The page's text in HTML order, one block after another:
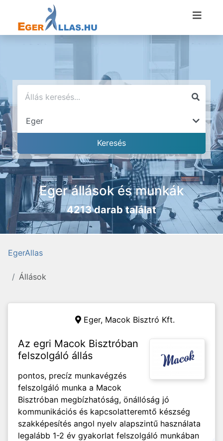
Eger állások és munkák
4213 darab találat
EgerAllas
Állások
Eger, Macok Bisztró Kft.
Az egri Macok Bisztróban
felszolgáló állás
pontos, precíz munkavégzés
felszolgáló munka a Macok
Bisztróban megbízhatóság, önállóság jó
kommunikációs és kapcsolatteremtő készség
szakképesítés angol nyelv alapszintű használata
legalább 1-2 év gyakorlat felszolgáló munkában